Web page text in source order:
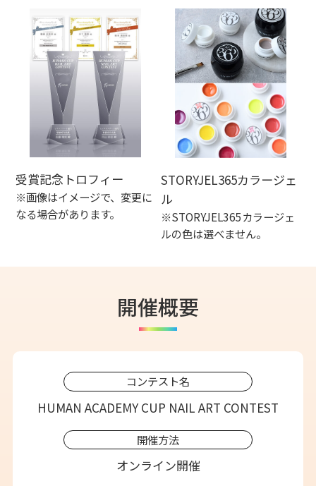
受賞記念トロフィー
※画像はイメージで、変更に
なる場合があります。
STORYJEL365カラージェ
ル
※STORYJEL365カラージェ
ルの色は選べません。
開催概要
コンテスト名
HUMAN ACADEMY CUP NAIL ART CONTEST
開催方法
オンライン開催